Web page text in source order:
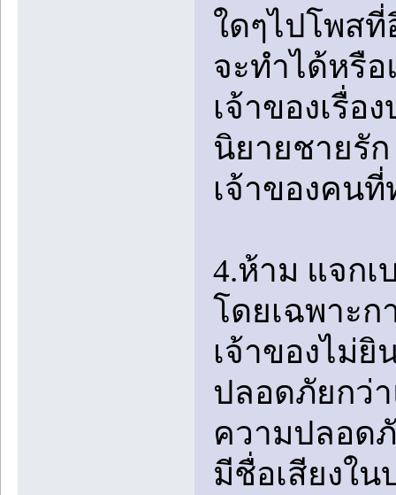
ใดๆไปโพสที่
จะทำได้หรื
เจ้าของเรื่อ
นิยายชายรั
เจ้าของคน
4.ห้าม แจกเ
โดยเฉพาะก
เจ้าของไม่
ปลอดภัยกว่
ความปลอด
มีชื่อเสียงใน